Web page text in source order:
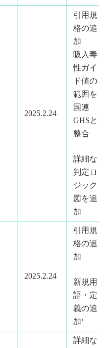
2025.2.24
引用規
格の追
加
吸入毒
性ガイ
ド値の
範囲を
国連
GHSと
整合
詳細な
判定ロ
ジック
図を追
加
2025.2.24
引用規
格の追
加
新規用
語・定
義の追
加‘
詳細な